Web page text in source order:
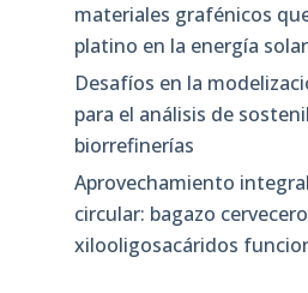
materiales grafénicos
platino en la energía solar
Desafíos en la
para el análisis de
biorrefinerías
Aprovechamiento
circular: bagazo
xilooligosacáridos